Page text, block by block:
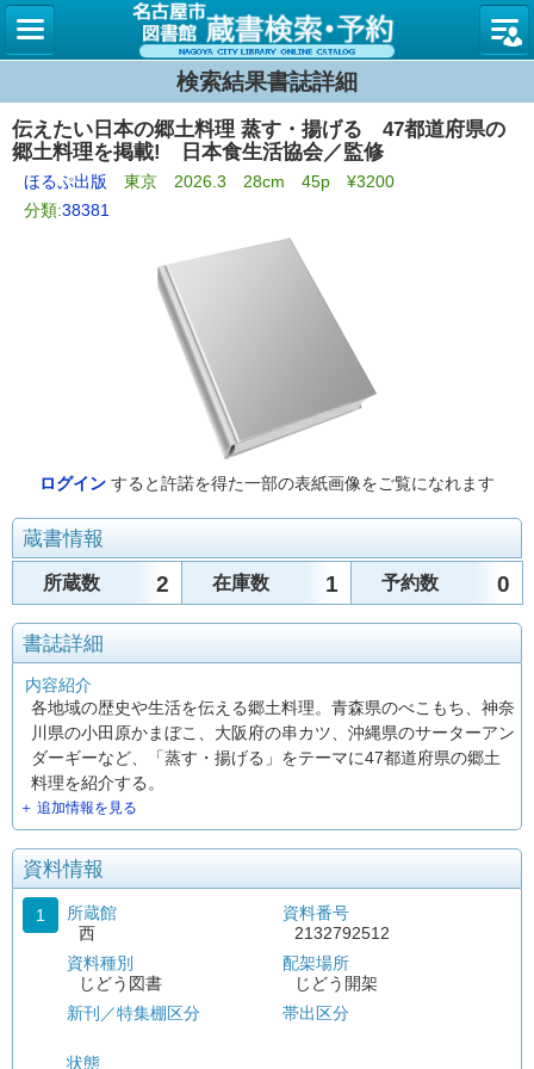
名古屋
検索結果書誌詳細
伝えたい日本の郷土料理 蒸す・揚げる 47都道府県の
郷土料理を掲載! 日本食生活協会／監修
ほるぷ出版 東京 2026.3 28cm 45p ¥3200
分類:38381
ログイン すると許諾を得た一部の表紙画像をご覧になれます
蔵書情報
所蔵数 2 在庫数 1 予約数 0
書誌詳細
内容紹介
各地域の歴史や生活を伝える郷土料理。青森県のべこもち、神奈
川県の小田原かまぼこ、大阪府の串カツ、沖縄県のサーターアン
ダーギーなど、「蒸す・揚げる」をテーマに47都道府県の郷土
料理を紹介する。
＋ 追加情報を見る
資料情報
1
所蔵館
西
資料種別
じどう図書
新刊／特集棚区分
状態
資料番号
2132792512
配架場所
じどう開架
帯出区分